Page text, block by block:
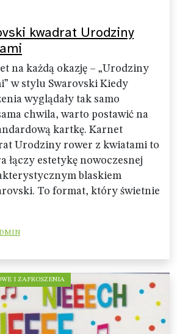
kwadrat Urodziny
na każdą okazję – „Urodziny
w stylu Swarovski Kiedy
wyglądały tak samo
chwila, warto postawić na
kartkę. Karnet
Urodziny rower z kwiatami to
łączy estetykę nowoczesnej
blaskiem
To format, który świetnie
I ZAPROSZENIA